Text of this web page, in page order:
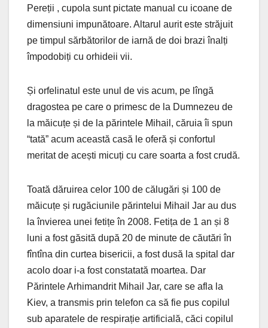
Pereții , cupola sunt pictate manual cu icoane de
dimensiuni impunătoare. Altarul aurit este străjuit
pe timpul sărbătorilor de iarnă de doi brazi înalți
împodobiți cu orhideii vii.
Și orfelinatul este unul de vis acum, pe lîngă
dragostea pe care o primesc de la Dumnezeu de
la măicuțe și de la părintele Mihail, căruia îi spun
“tată” acum această casă le oferă și confortul
meritat de acești micuți cu care soarta a fost crudă.
Toată dăruirea celor 100 de călugări și 100 de
măicuțe și rugăciunile părintelui Mihail Jar au dus
la învierea unei fetițe în 2008. Fetița de 1 an și 8
luni a fost găsită după 20 de minute de căutări în
fîntîna din curtea bisericii, a fost dusă la spital dar
acolo doar i-a fost constatată moartea. Dar
Părintele Arhimandrit Mihail Jar, care se afla la
Kiev, a transmis prin telefon ca să fie pus copilul
sub aparatele de respirație artificială, căci copilul